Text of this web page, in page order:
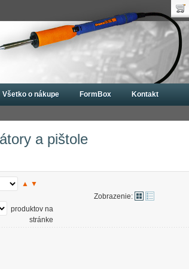
a pištole
▲ ▼
Zobrazenie:
produktov na
stránke
Všetko o nákupe FormBox Kontakt